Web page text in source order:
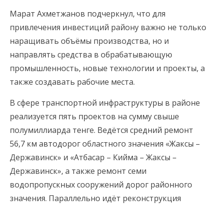
Марат Ахметжанов подчеркнул, что для
привлечения инвестиций району важно не только
наращивать объёмы производства, но и
направлять средства в обрабатывающую
промышленность, новые технологии и проекты, а
также создавать рабочие места.
В сфере транспортной инфраструктуры в районе
реализуется пять проектов на сумму свыше
полумиллиарда тенге. Ведётся средний ремонт
56,7 км автодорог областного значения «Жаксы –
Державинск» и «Атбасар – Кийма – Жаксы –
Державинск», а также ремонт семи
водопропускных сооружений дорог районного
значения. Параллельно идёт реконструкция